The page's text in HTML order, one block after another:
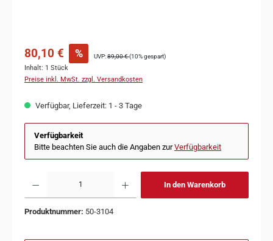
80,10 € % UVP:89,00 €(10% gespart)
Inhalt: 1 Stück
Preise inkl. MwSt. zzgl. Versandkosten
Verfügbar, Lieferzeit: 1 - 3 Tage
Verfügbarkeit
Bitte beachten Sie auch die Angaben zurVerfügbarkeit
In den Warenkorb
Produktnummer: 50-3104